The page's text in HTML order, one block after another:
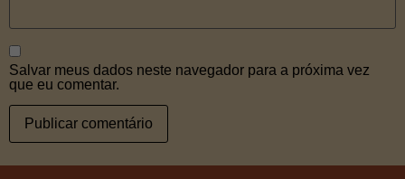
Salvar meus dados neste navegador para a próxima vez
que eu comentar.